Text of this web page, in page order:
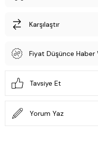
Karşılaştır
Fiyat Düşünce Haber
Tavsiye Et
Yorum Yaz